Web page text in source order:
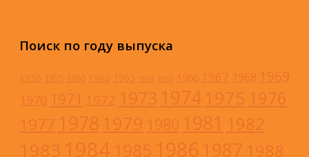
Поиск по году выпуска
1950 1955 1960 1962 1963 1964 1965 1966 1967 1968 1969
1970 1971 1972 1973 1974 1975 1976
1977 1978 1979 1980 1981 1982
1983 1984 1985 1986 1987 1988